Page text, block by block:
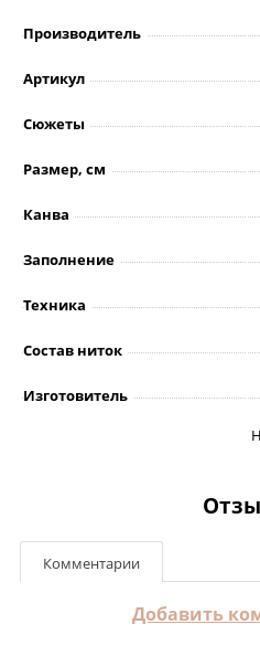
Производитель
Артикул
Сюжеты
Размер, см
Канва
Заполнение
Техника
Состав ниток
Изготовитель
Комментарии
Добавить